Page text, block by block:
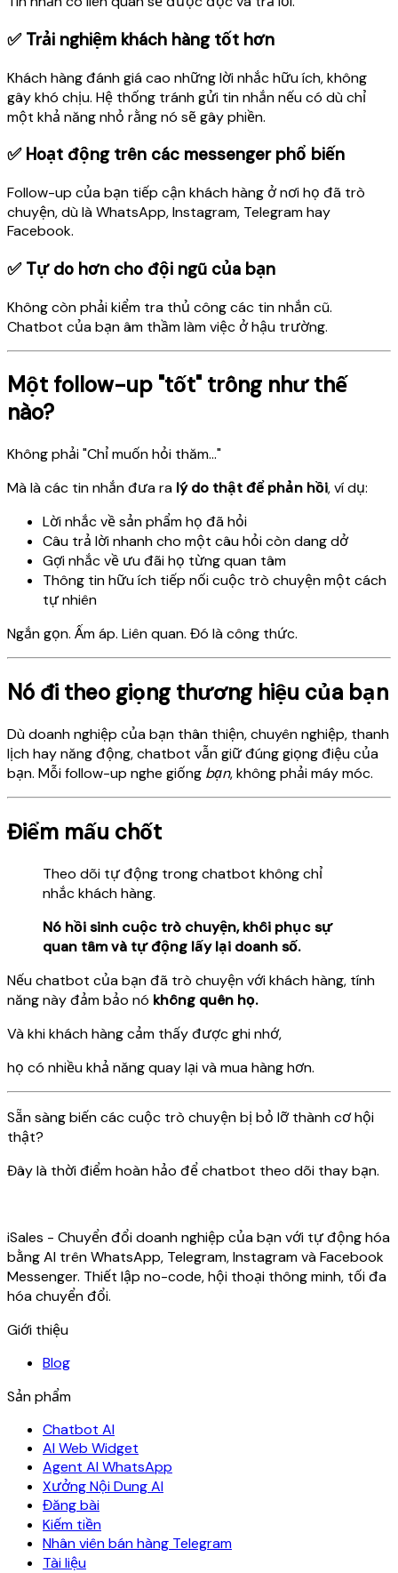
✅ Trải nghiệm khách hàng tốt hơn
Khách hàng đánh giá cao những lời nhắc hữu ích, không
gây khó chịu. Hệ thống tránh gửi tin nhắn nếu có dù chỉ
một khả năng nhỏ rằng nó sẽ gây phiền.
✅ Hoạt động trên các messenger phổ biến
Follow-up của bạn tiếp cận khách hàng ở nơi họ đã trò
chuyện, dù là WhatsApp, Instagram, Telegram hay
Facebook.
✅ Tự do hơn cho đội ngũ của bạn
Không còn phải kiểm tra thủ công các tin nhắn cũ.
Chatbot của bạn âm thầm làm việc ở hậu trường.
Một follow-up "tốt" trông như thế
nào?
Không phải "Chỉ muốn hỏi thăm..."
Mà là các tin nhắn đưa ra lý do thật để phản hồi, ví dụ:
Lời nhắc về sản phẩm họ đã hỏi
Câu trả lời nhanh cho một câu hỏi còn dang dở
Gợi nhắc về ưu đãi họ từng quan tâm
Thông tin hữu ích tiếp nối cuộc trò chuyện một cách
tự nhiên
Ngắn gọn. Ấm áp. Liên quan. Đó là công thức.
Nó đi theo giọng thương hiệu của bạn
Dù doanh nghiệp của bạn thân thiện, chuyên nghiệp, thanh
lịch hay năng động, chatbot vẫn giữ đúng giọng điệu của
bạn. Mỗi follow-up nghe giống bạn, không phải máy móc.
Điểm mấu chốt
Theo dõi tự động trong chatbot không chỉ
nhắc khách hàng.
Nó hồi sinh cuộc trò chuyện, khôi phục sự
quan tâm và tự động lấy lại doanh số.
Nếu chatbot của bạn đã trò chuyện với khách hàng, tính
năng này đảm bảo nó không quên họ.
Và khi khách hàng cảm thấy được ghi nhớ,
họ có nhiều khả năng quay lại và mua hàng hơn.
Sẵn sàng biến các cuộc trò chuyện bị bỏ lỡ thành cơ hội
thật?
Đây là thời điểm hoàn hảo để chatbot theo dõi thay bạn.
iSales - Chuyển đổi doanh nghiệp của bạn với tự động hóa
bằng AI trên WhatsApp, Telegram, Instagram và Facebook
Messenger. Thiết lập no-code, hội thoại thông minh, tối đa
hóa chuyển đổi.
Giới thiệu
Blog
Sản phẩm
Chatbot AI
AI Web Widget
Agent AI WhatsApp
Xưởng Nội Dung AI
Đăng bài
Kiếm tiền
Nhân viên bán hàng Telegram
Tài liệu